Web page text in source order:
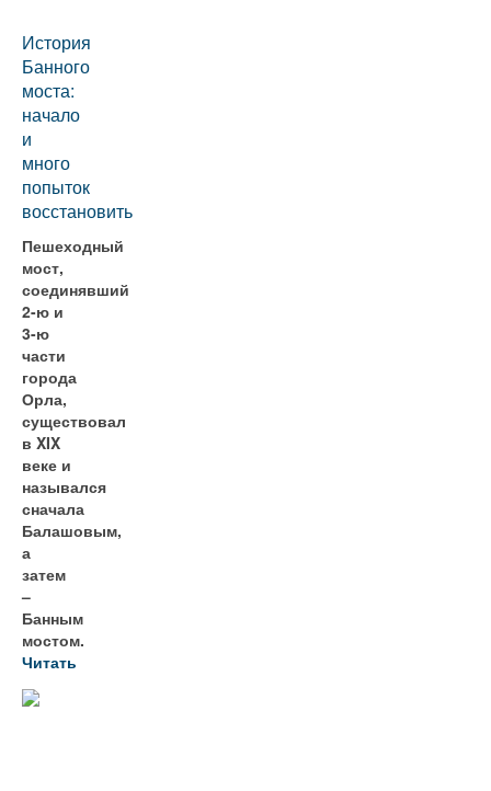
История
Банного
моста:
начало
и
много
попыток
восстановить
Пешеходный
мост,
соединявший
2-ю и
3-ю
части
города
Орла,
существовал
в XIX
веке и
назывался
сначала
Балашовым,
а
затем
–
Банным
мостом.
Читать